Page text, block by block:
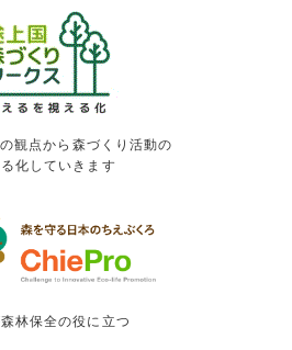
観点から森づくり活動の
化していきます
林保全の役に立つ